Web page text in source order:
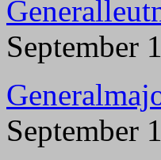
September
September